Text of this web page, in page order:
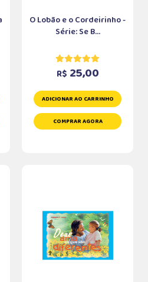
O Lobão e o Cordeirinho -
Série: Se B...
R$ 25,00
ADICIONAR AO CARRINHO
COMPRAR AGORA